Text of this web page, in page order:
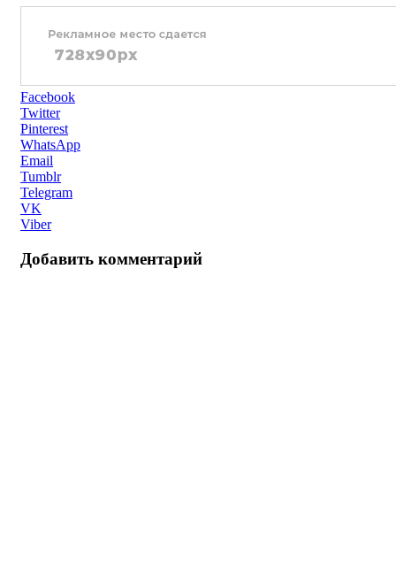
Facebook
Twitter
Pinterest
WhatsApp
Email
Tumblr
Telegram
VK
Viber
Добавить комментарий